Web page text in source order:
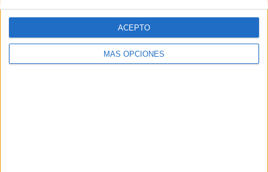
MÁS OPCIONES
ACEPTO
email
SUSCRIBIR
Únete a otros 371K suscriptores